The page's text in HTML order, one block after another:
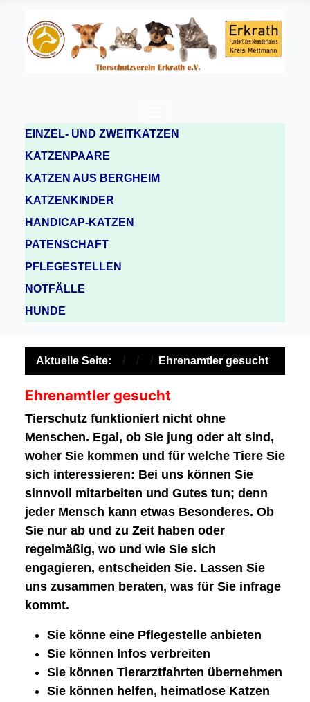
EINZEL- UND ZWEITKATZEN
KATZENPAARE
KATZEN AUS BERGHEIM
KATZENKINDER
HANDICAP-KATZEN
PATENSCHAFT
PFLEGESTELLEN
NOTFÄLLE
HUNDE
Aktuelle Seite: Ehrenamtler gesucht
Ehrenamtler gesucht
Tierschutz funktioniert nicht ohne
Menschen. Egal, ob Sie jung oder alt sind,
woher Sie kommen und für welche Tiere Sie
sich interessieren: Bei uns können Sie
sinnvoll mitarbeiten und Gutes tun; denn
jeder Mensch kann etwas Besonderes. Ob
Sie nur ab und zu Zeit haben oder
regelmäßig, wo und wie Sie sich
engagieren, entscheiden Sie. Lassen Sie
uns zusammen beraten, was für Sie infrage
kommt.
Sie könne eine Pflegestelle anbieten
Sie können Infos verbreiten
Sie können Tierarztfahrten übernehmen
Sie können helfen, heimatlose Katzen